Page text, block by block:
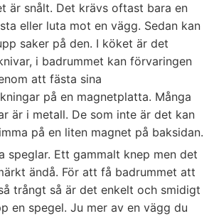
är snålt. Det krävs oftast bara en
eller luta mot en vägg. Sedan kan
saker på den. I köket är det
i badrummet kan förvaringen
att fästa sina
på en magnetplatta. Många
är i metall. De som inte är det kan
på en liten magnet på baksidan.
speglar. Ett gammalt knep men det
ändå. För att få badrummet att
trångt så är det enkelt och smidigt
en spegel. Ju mer av en vägg du